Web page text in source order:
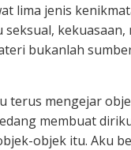
lima jenis
kekuasaan,
bukanlah
terus mengejar
membuat
objek itu. Aku